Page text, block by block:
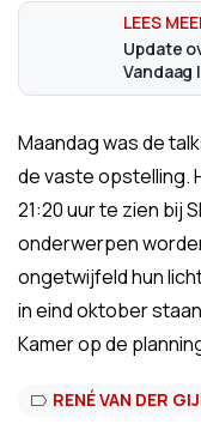
Update
Vandaag
Maandag was de
de vaste opstelling.
21:20 uur te zien bij
onderwerpen
ongetwijfeld hun
in eind oktober
Kamer op de
RENÉ VAN DER